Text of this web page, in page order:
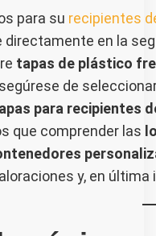
para su recipientes
en la
tapas de plástico
de
para recipientes
que comprender las
y, en